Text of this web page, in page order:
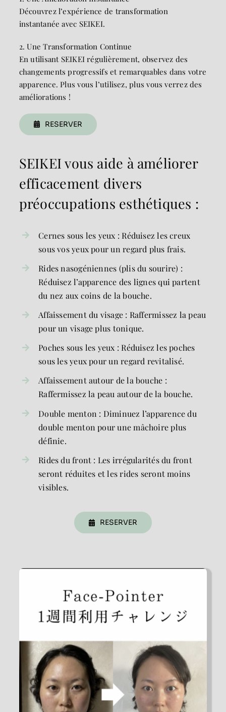
Découvrez l’expérience de transformation
instantanée avec SEIKEI.
2. Une Transformation Continue
En utilisant SEIKEI régulièrement, observez des
changements progressifs et remarquables dans votre
apparence. Plus vous l’utilisez, plus vous verrez des
améliorations !
RESERVER
SEIKEI vous aide à améliorer
efficacement divers
préoccupations esthétiques :
Cernes sous les yeux : Réduisez les creux
sous vos yeux pour un regard plus frais.
Rides nasogéniennes (plis du sourire) :
Réduisez l’apparence des lignes qui partent
du nez aux coins de la bouche.
Affaissement du visage : Raffermissez la peau
pour un visage plus tonique.
Poches sous les yeux : Réduisez les poches
sous les yeux pour un regard revitalisé.
Affaissement autour de la bouche :
Raffermissez la peau autour de la bouche.
Double menton : Diminuez l’apparence du
double menton pour une mâchoire plus
définie.
Rides du front : Les irrégularités du front
seront réduites et les rides seront moins
visibles.
RESERVER